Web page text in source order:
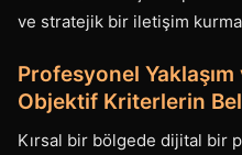
ve stratejik bir iletişim kurma
Profesyonel
Objektif Kriterlerin
Kırsal bir bölgede dijital bir